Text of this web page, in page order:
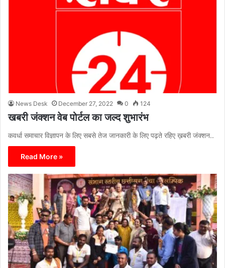
News Desk December 27, 2022 0 124
खबरी जंक्शन वेब पोर्टल का जल्द शुभारंभ
कवर्धा समाचार विज्ञापन के लिए सबसे तेज जानकारी के लिए पढ़ते रहिए ख़बरी जंक्शन..
Read More »